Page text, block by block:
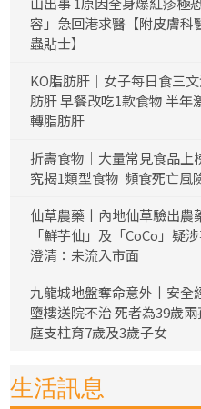
容」急回港求醫【附皮膚科
蟲貼士】
KO脂肪肝｜女子每日食三
肪肝 早餐改吃1款食物 半年
轉脂肪肝
折壽食物｜大量常見食品上
究揭1類型食物 頻食死亡風
仙草農藥丨內地仙草驗出農
「鮮芋仙」及「CoCo」疑
澄清：未流入市面
九龍城地盤奪命意外丨安全
墮樓送院不治 死者為39歲
庭支柱育7歲及3歲子女
生活訊息